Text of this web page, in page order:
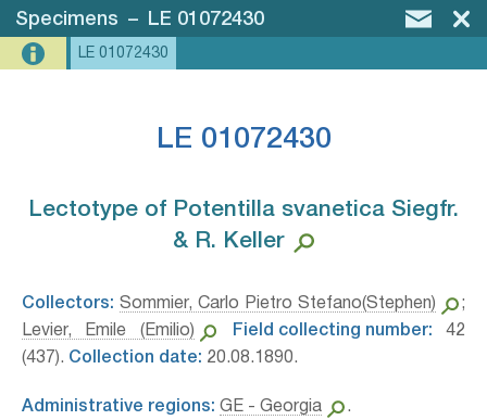
Specimens – LE 01072430
LE 01072430
LE 01072430
Lectotype of Potentilla svanetica Siegfr.
& R. Keller⁣
Collectors: Sommier, Carlo Pietro Stefano(Stephen)
;
Levier, Emile (Emilio)
Field collecting number: 42
(437). Collection date: 20.08.1890.
Administrative regions: GE - Georgia .